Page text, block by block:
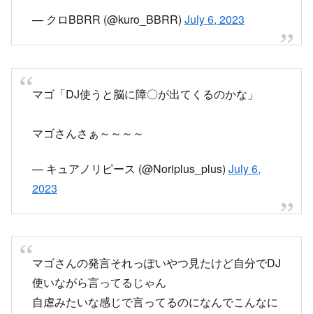
マゴさんさぁ～～～～
— キュアノリピース (@Noriplus_plus)
使いながら言ってるじゃん
自虐みたいな感じで言ってるのになんでこんなに
騒がれるんだ